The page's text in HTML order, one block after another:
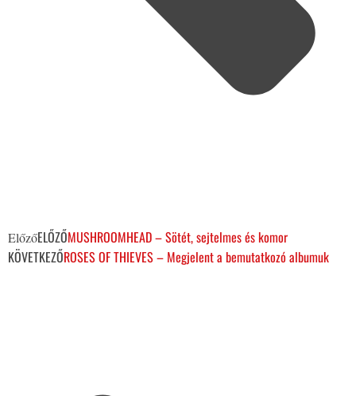
ElőzőELŐZŐMUSHROOMHEAD – Sötét, sejtelmes és komor
KÖVETKEZŐROSES OF THIEVES – Megjelent a bemutatkozó albumuk